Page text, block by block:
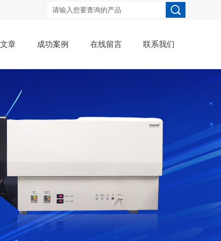
章 成功案例 在线留言 联系我们